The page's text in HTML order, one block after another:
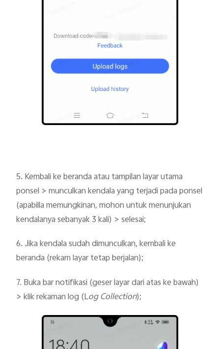
5. Kembali ke beranda atau tampilan layar utama
ponsel > munculkan kendala yang terjadi pada ponsel
(apabilla memungkinan, mohon untuk menunjukan
kendalanya sebanyak 3 kali) > selesai;
6. Jika kendala sudah dimunculkan, kembali ke
beranda (rekam layar tetap berjalan);
7. Buka bar notifikasi (geser layar dari atas ke bawah)
> klik rekaman log (Log Collection);